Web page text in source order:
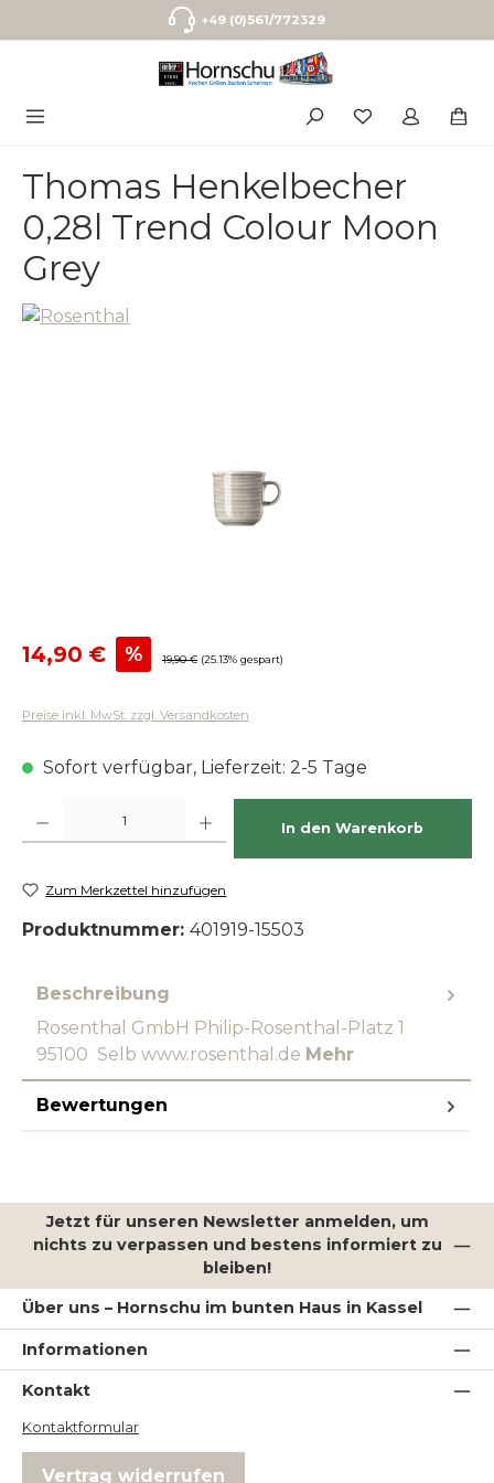
Zum Hauptinhalt springen+49 (0)561/772329
Thomas Henkelbecher
0,28l Trend Colour Moon
Grey
Verkaufspreis:
14,90 € % Regulärer Preis:
19,90 € (25.13% gespart)
Preise inkl. MwSt. zzgl. Versandkosten
Sofort verfügbar, Lieferzeit: 2-5 Tage
In den Warenkorb
Zum Merkzettel hinzufügen
Produktnummer: 401919-15503
Beschreibung
Rosenthal GmbH Philip-Rosenthal-Platz 1
95100 Selb www.rosenthal.de Mehr
Bewertungen
Jetzt für unseren Newsletter anmelden, um
nichts zu verpassen und bestens informiert zu
bleiben!
Über uns – Hornschu im bunten Haus in Kassel
Informationen
Kontakt
Kontaktformular
Vertrag widerrufen